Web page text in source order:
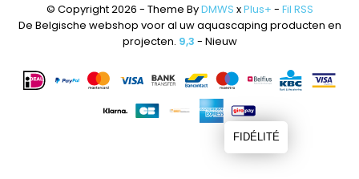
© Copyright 2026 - Theme ByDMWS xPlus+ - Fil RSS
De Belgische webshop voor al uw aquascaping producten en
projecten. 9,3 - Nieuw
FIDÉLITÉ